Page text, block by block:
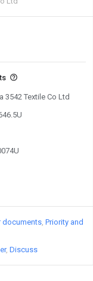
Textile Co Ltd
documents Priority and
Discuss